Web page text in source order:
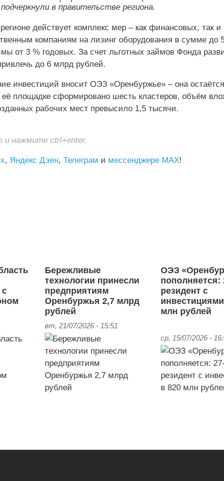
в правительстве региона.
действует комплекс мер – как финансовых, так и
компаниям на лизинг оборудования в сумме до
от 3 % годовых. За счет льготных займов Фонда
до 6 млрд рублей.
инвестиций вносит ОЭЗ «Оренбуржье» – она
её площадке сформировано шесть кластеров, объём
рабочих мест превысило 1,5 тысячи.
нажмите ctrl+enter.
, Яндекс Дзен, Телеграм и мессенджере MAX!
с
Бережливые
технологии принесли
предприятиям
Оренбуржья 2,7 млрд
рублей
вт, 21/07/2026 - 15:51
ОЭЗ
пополняется:
резидент с
млн рублей
ср, 15/07/2026 -